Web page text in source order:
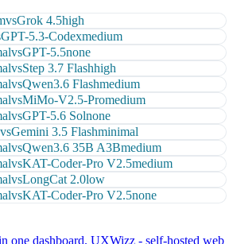
vsGrok 4.5high
GPT-5.3-Codexmedium
vsGPT-5.5none
vsStep 3.7 Flashhigh
vsQwen3.6 Flashmedium
vsMiMo-V2.5-Promedium
vsGPT-5.6 Solnone
vsGemini 3.5 Flashminimal
vsQwen3.6 35B A3Bmedium
vsKAT-Coder-Pro V2.5medium
vsLongCat 2.0low
vsKAT-Coder-Pro V2.5none
one dashboard. UXWizz - self-hosted web